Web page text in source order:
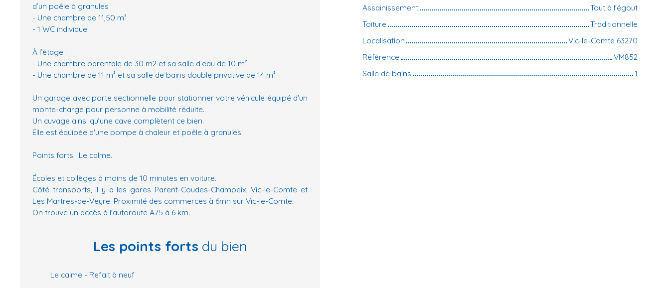
d’un poêle à granules
- Une chambre de 11,50 m²
- 1 WC individuel
À l’étage :
- Une chambre parentale de 30 m2 et sa salle d’eau de 10 m²
- Une chambre de 11 m² et sa salle de bains double privative de 14 m²
Un garage avec porte sectionnelle pour stationner votre véhicule équipé d'un
monte-charge pour personne à mobilité réduite.
Un cuvage ainsi qu’une cave complètent ce bien.
Elle est équipée d'une pompe à chaleur et poêle à granules.
Points forts : Le calme.
Écoles et collèges à moins de 10 minutes en voiture.
Côté transports, il y a les gares Parent-Coudes-Champeix, Vic-le-Comte et
Les Martres-de-Veyre. Proximité des commerces à 6mn sur Vic-le-Comte.
On trouve un accès à l'autoroute A75 à 6 km.
Les points forts du bien
Le calme - Refait à neuf
Assainissement
Tout à l'égout
Toiture
Traditionnelle
Localisation
Vic-le-Comte 63270
Référence
VM852
Salle de bains
1